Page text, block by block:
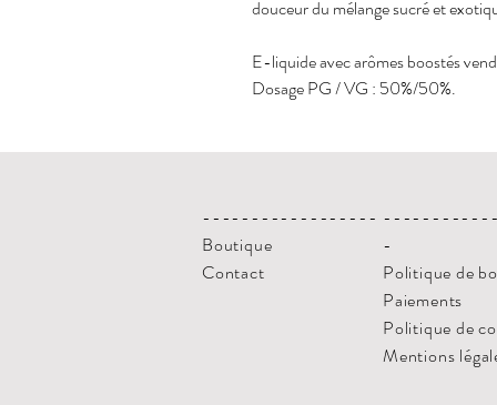
douceur du mélange sucré et
E-liquide avec arômes boostés
Dosage PG / VG : 50%/50%.
------------------
Boutique
Contact
-
Politique de
Paiements
Politique de
Mentions